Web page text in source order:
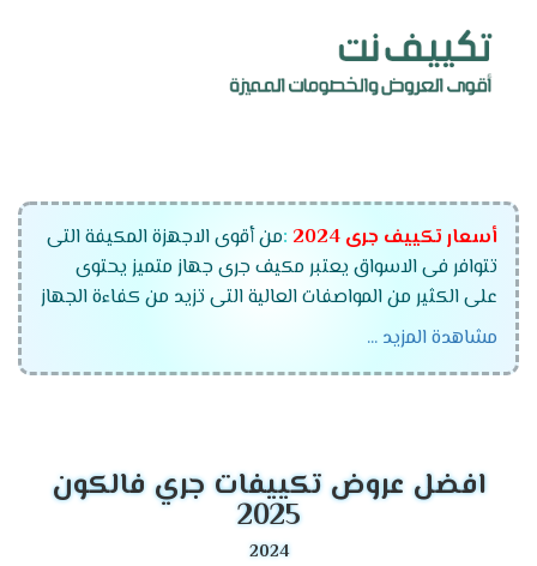
أسعار تكييف جرى 2024
:من أقوى الاجهزة المكيفة التى
تتوافر فى الاسواق يعتبر مكيف جرى جهاز متميز يحتوى
على الكثير من المواصفات العالية التى تزيد من كفاءة الجهاز
وتمتعنا الشركة أيضا بتوفير أفضل خدمات ما بعد البيع التى
يهتم بها الكثير من العملاء ولكى تستمتع بشراء جهاز
قدرات تكييف جرى2024
مشاهدة المزيد ...
افضل عروض تكييفات جري فالكون
2025